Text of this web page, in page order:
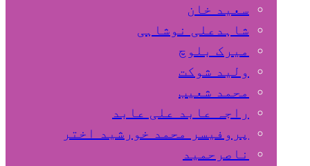
سعید خان
شاہدعلی نوشاہی
میرک بلوچ
ولید شوکت
محمد شعیب
راجہ عابد علی عابد
پروفیسر محمد خورشید اختر
ناصرحمید